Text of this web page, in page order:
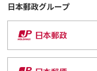
日本郵政グループ